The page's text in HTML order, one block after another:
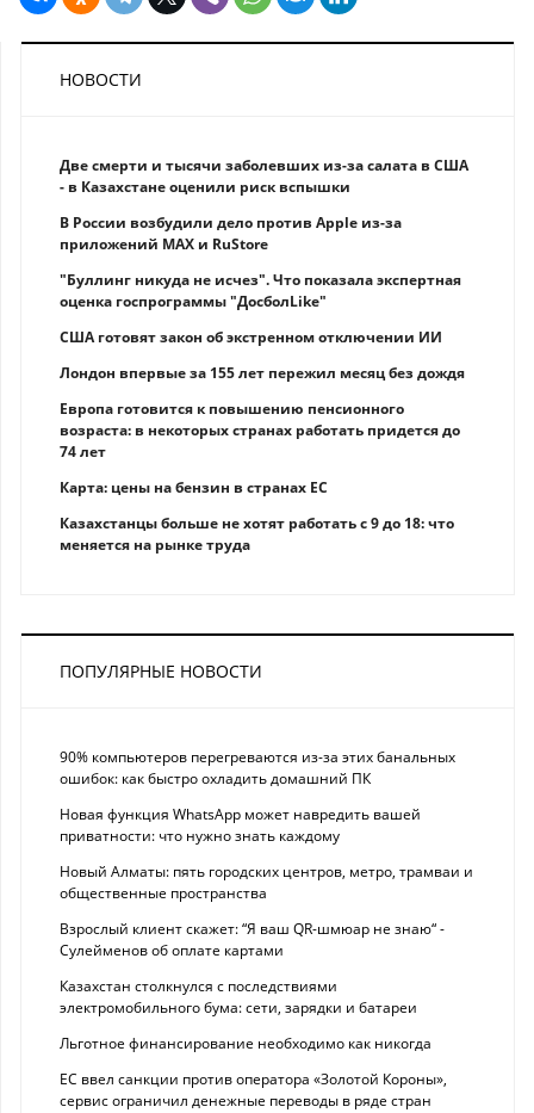
НОВОСТИ
Две смерти и тысячи заболевших из-за салата в США
- в Казахстане оценили риск вспышки
В России возбудили дело против Apple из-за
приложений MAX и RuStore
"Буллинг никуда не исчез". Что показала экспертная
оценка госпрограммы "ДосболLike"
США готовят закон об экстренном отключении ИИ
Лондон впервые за 155 лет пережил месяц без дождя
Европа готовится к повышению пенсионного
возраста: в некоторых странах работать придется до
74 лет
Карта: цены на бензин в странах ЕС
Казахстанцы больше не хотят работать с 9 до 18: что
меняется на рынке труда
ПОПУЛЯРНЫЕ НОВОСТИ
90% компьютеров перегреваются из-за этих банальных
ошибок: как быстро охладить домашний ПК
Новая функция WhatsApp может навредить вашей
приватности: что нужно знать каждому
Новый Алматы: пять городских центров, метро, трамваи и
общественные пространства
Взрослый клиент скажет: “Я ваш QR-шмюар не знаю“ -
Сулейменов об оплате картами
Казахстан столкнулся с последствиями
электромобильного бума: сети, зарядки и батареи
Льготное финансирование необходимо как никогда
ЕС ввел санкции против оператора «Золотой Короны»,
сервис ограничил денежные переводы в ряде стран